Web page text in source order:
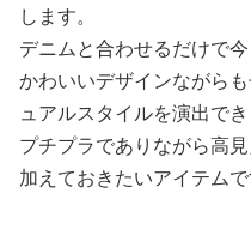
します。
デニムと合わせるだけで
かわいいデザインながら
ュアルスタイルを演出で
プチプラでありながら高
加えておきたいアイテムで